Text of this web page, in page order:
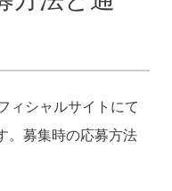
ィシャルサイトにて
。募集時の応募方法